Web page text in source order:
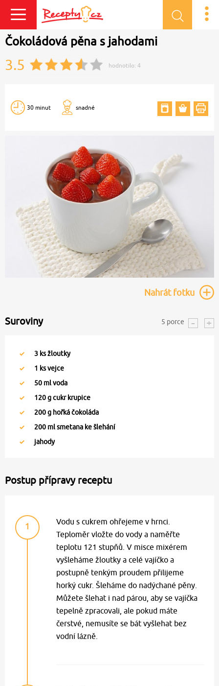
Přihlásit se
Čokoládová pěna s jahodami
3.5 hodnotilo: 4
30 minut snadné
Nahrátfotku
Suroviny 5 porce
3 ks žloutky
1 ks vejce
50 ml voda
120g cukr krupice
200g hořká čokoláda
200 ml smetana ke šlehání
jahody
Postup přípravy receptu
1
Vodu s cukrem ohřejeme v hrnci.
Teploměr vložte do vody a naměřte
teplotu 121 stupňů. V misce mixérem
vyšleháme žloutky a celé vajíčko a
postupně tenkým proudem přilijeme
horký cukr. Šleháme do nadýchané pěny.
Můžete šlehat i nad párou, aby se vajíčka
tepelně zpracovali, ale pokud máte
čerstvé, nemusíte se bát vyšlehat bez
vodní lázně.